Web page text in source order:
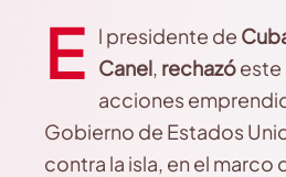
E l presidente de
Canel, rechazóeste
acciones
Gobierno de Estados
contra la isla, en el marco